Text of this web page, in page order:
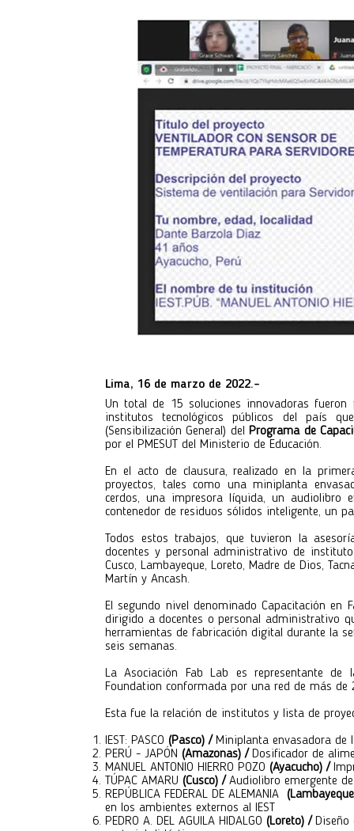
Lima, 16 de marzo de 2022.-
Un total de 15 soluciones innovadoras
institutos tecnológicos públicos del país
(Sensibilización General) del Programa de
por el PMESUT del Ministerio de Educación.
En el acto de clausura, realizado en la
proyectos, tales como una miniplanta
cerdos, una impresora líquida, un audiolibro
contenedor de residuos sólidos inteligente, un
Todos estos trabajos, que tuvieron la
docentes y personal administrativo de
Cusco, Lambayeque, Loreto, Madre de Dios,
Martín y Ancash.
El segundo nivel denominado Capacitación en
dirigido a docentes o personal administrativo
herramientas de fabricación digital durante la
seis semanas.
La Asociación Fab Lab es representante
Foundation conformada por una red de más
Esta fue la relación de institutos y lista de
IEST: PASCO (Pasco) / Miniplanta envasadora de
PERÚ - JAPÓN (Amazonas) / Dosificador de
MANUEL ANTONIO HIERRO POZO (Ayacucho) /
TÚPAC AMARU (Cusco) / Audiolibro emergente
REPÚBLICA FEDERAL DE ALEMANIA
en los ambientes externos al IEST
PEDRO A. DEL AGUILA HIDALGO (Loreto) /